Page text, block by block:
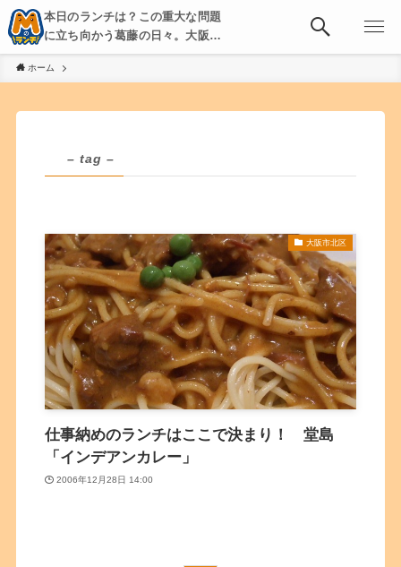
本日のランチは？この重大な問題
に立ち向かう葛藤の日々。大阪・
京都・神戸を中心とした食べ歩
き、飲み歩きを綴る。
ホーム
– tag –
大阪市北区
仕事納めのランチはここで決まり！ 堂島
「インデアンカレー」
2006年12月28日 14:00